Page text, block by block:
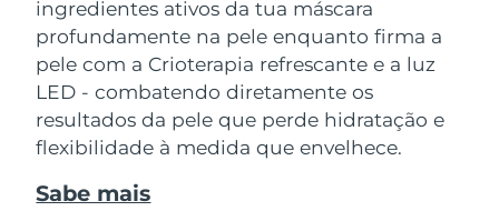
ingredientes ativos da tua máscara
profundamente na pele enquanto firma a
pele com a Crioterapia refrescante e a luz
LED - combatendo diretamente os
resultados da pele que perde hidratação e
flexibilidade à medida que envelhece.
Sabe mais